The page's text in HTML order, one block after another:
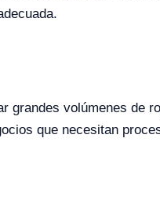
grandes volúmenes de
que necesitan